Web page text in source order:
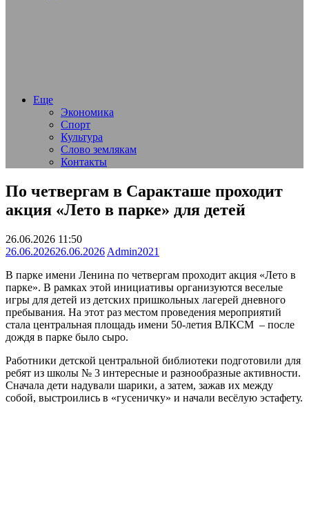
Еще
Экономика
Спорт
Культура
Слово землякам
Контакты
По четвергам в Саракташе проходит
акция «Лето в парке» для детей
26.06.2026 11:50
26.06.202626.06.2026 Admin2021
В парке имени Ленина по четвергам проходит акция «Лето в
парке». В рамках этой инициативы организуются веселые
игры для детей из детских пришкольных лагерей дневного
пребывания. На этот раз местом проведения мероприятий
стала центральная площадь имени 50-летия ВЛКСМ – после
дождя в парке было сыро.
Работники детской центральной библиотеки подготовили для
ребят из школы № 3 интересные и разнообразные активности.
Сначала дети надували шарики, а затем, зажав их между
собой, выстроились в «гусеничку» и начали весёлую эстафету.